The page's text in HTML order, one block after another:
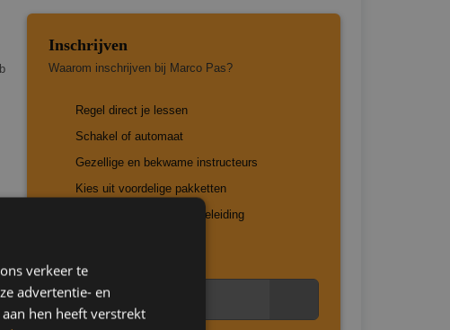
Inschrijven
Waarom inschrijven bij Marco Pas?
Regel direct je lessen
Schakel of automaat
Gezellige en bekwame instructeurs
Kies uit voordelige pakketten
Je krijgt persoonlijke begeleiding
Nu direct inschrijven
verkeer te
advertentie- en
hen heeft verstrekt